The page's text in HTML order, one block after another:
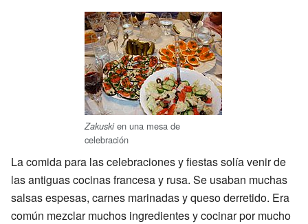
Zakuskien una mesa de
celebración
La comida para las celebraciones y fiestas solía venir de
las antiguas cocinas francesa y rusa. Se usaban muchas
salsas espesas, carnes marinadas y queso derretido. Era
común mezclar muchos ingredientes y cocinar por mucho